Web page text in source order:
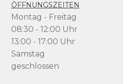
ÖFFNUNGSZEITEN
Montag - Freitag
08:30 - 12:00 Uhr
13:00 - 17:00 Uhr
Samstag
geschlossen